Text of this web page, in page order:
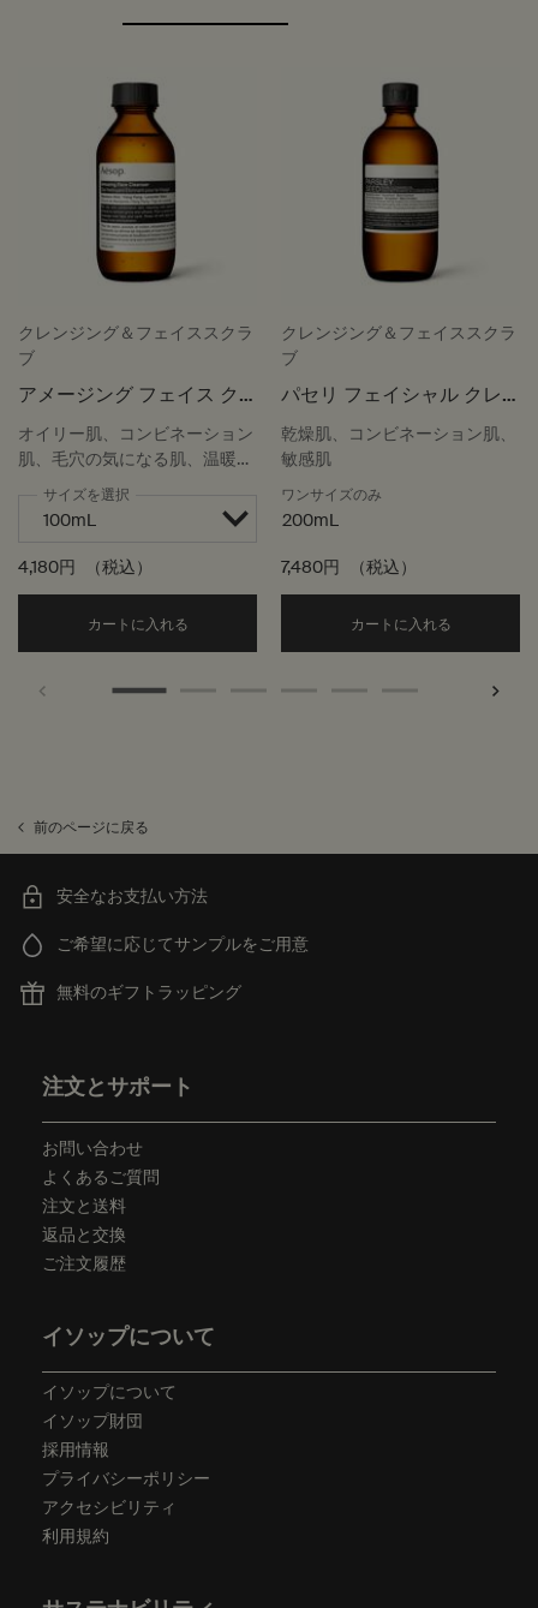
クレンジング＆フェイススクラ
ブ
アメージング フェイス ク
レンザー
オイリー肌、コンビネーション
肌、毛穴の気になる肌、温暖で
湿度の高い気候
サイズを選択
4,180円 （税込）
カートに入れる Add the アメージング フェイス クレンザー
クレンジング＆フェイススクラ
ブ
パセリ フェイシャル クレ
ンジング オイル
乾燥肌、コンビネーション肌、
敏感肌
ワンサイズのみ
200mL
7,480円 （税込）
カートに入れる
前のページに戻る
安全なお支払い方法
ご希望に応じてサンプルをご用意
無料のギフトラッピング
注文とサポート
お問い合わせ
よくあるご質問
注文と送料
返品と交換
ご注文履歴
イソップについて
イソップについて
イソップ財団
採用情報
プライバシーポリシー
アクセシビリティ
利用規約